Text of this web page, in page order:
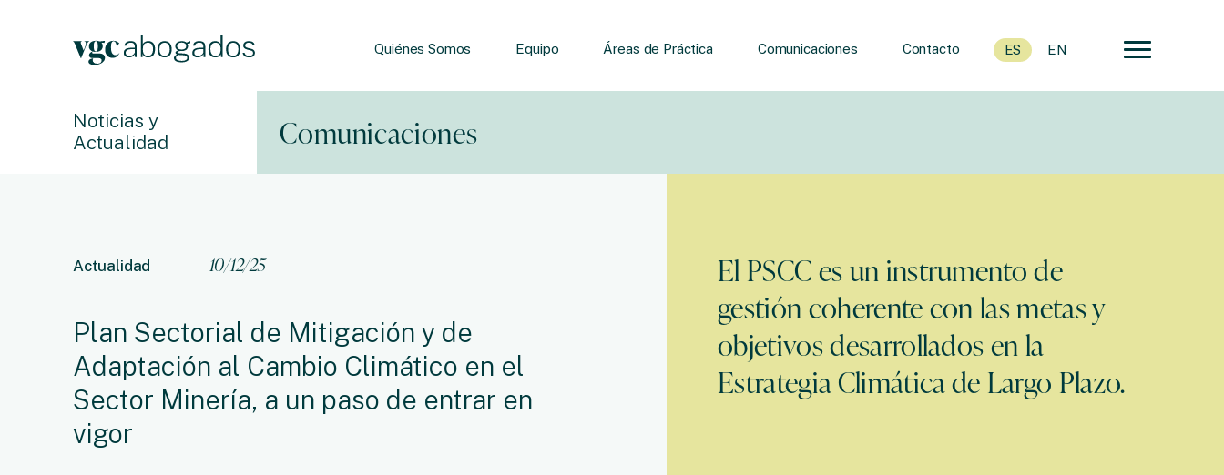
ES EN
Quiénes Somos Equipo Áreas de Práctica Comunicaciones Contacto
Noticias y
Actualidad
Comunicaciones
Actualidad 10/12/25
Plan Sectorial de Mitigación y de
Adaptación al Cambio Climático en el
Sector Minería, a un paso de entrar en
vigor
El PSCC es un instrumento de
gestión coherente con las metas y
objetivos desarrollados en la
Estrategia Climática de Largo Plazo.